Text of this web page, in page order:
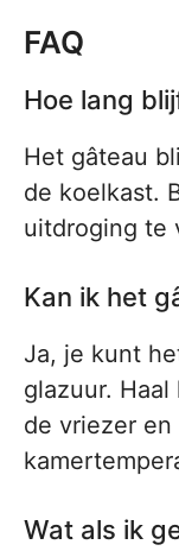
FAQ
Hoe lang
Het gâteau
de koelkast.
uitdroging te
Kan ik het
Ja, je kunt
glazuur.
de vriezer
Wat als ik